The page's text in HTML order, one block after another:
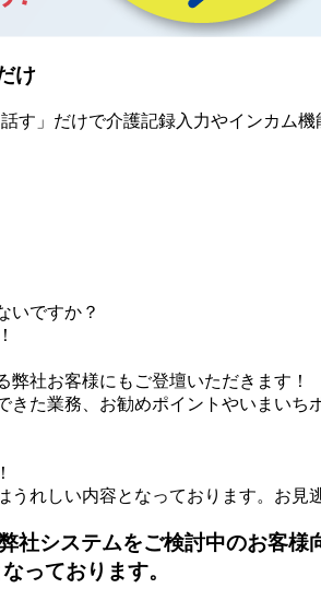
け
す」だけで介護記録入力やインカム機
いですか？
社お客様にもご登壇いただきます！
た業務、お勧めポイントやいまいち
れしい内容となっております。お見
社システムをご検討中のお客様
なっております。